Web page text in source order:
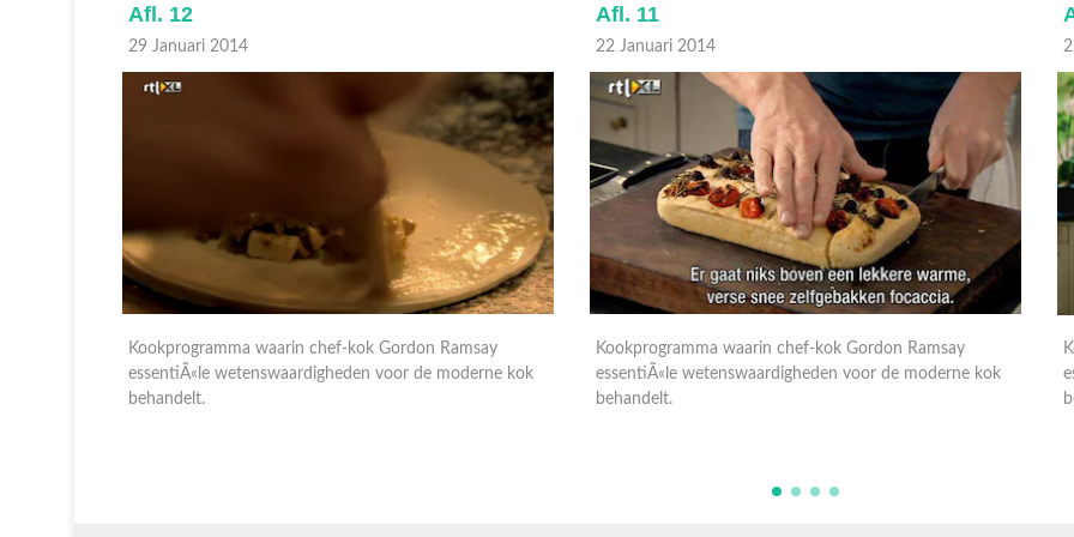
Afl. 12
29 Januari 2014
Kookprogramma waarin chef-kok Gordon Ramsay
essentiÃ«le wetenswaardigheden voor de moderne kok
behandelt.
Afl. 11
22 Januari 2014
Kookprogramma waarin chef-kok Gordon Ramsay
essentiÃ«le wetenswaardigheden voor de moderne kok
behandelt.